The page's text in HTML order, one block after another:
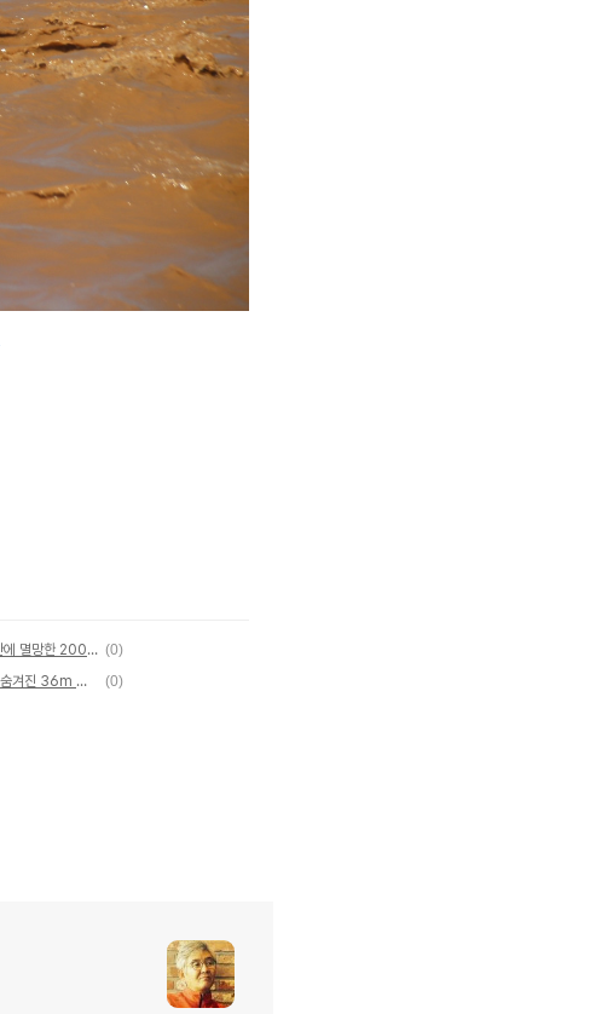
‘하얗고 높다란’ 무덤의 정체... 칭기즈칸에 멸망한 200년 제국 (0)
절은 사라져도 불심은 남았다... 협곡에 숨겨진 36m 동양 최대 마애불
(0)